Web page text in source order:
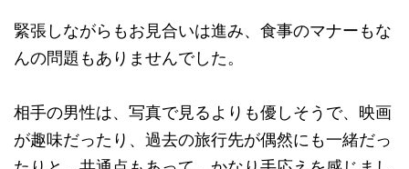
緊張しながらもお見合いは進み、食事のマナーもな
んの問題もありませんでした。
相手の男性は、写真で見るよりも優しそうで、映画
が趣味だったり、過去の旅行先が偶然にも一緒だっ